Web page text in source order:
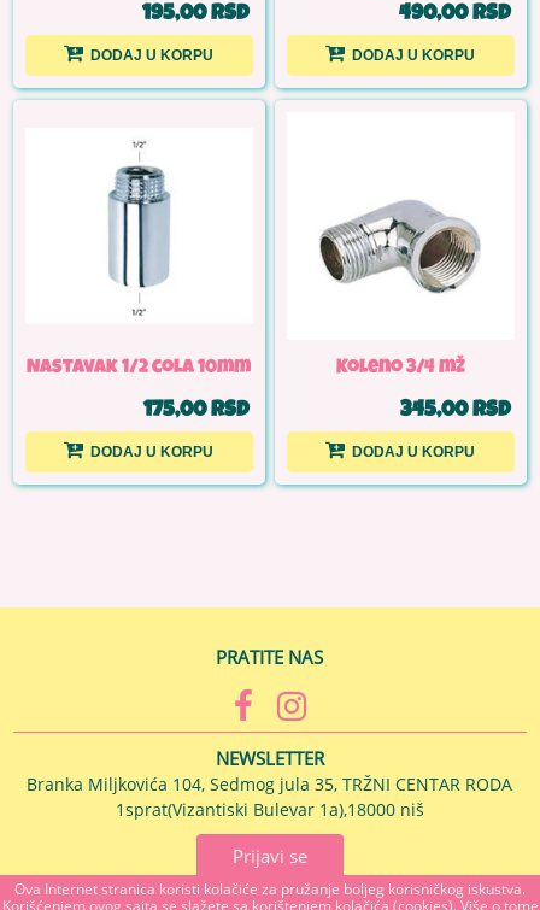
Ova Internet stranica koristi kolačiće za pružanje boljeg korisničkog iskustva.
Korišćenjem ovog sajta se slažete sa korištenjem kolačića (cookies). Više o tome
195,00 RSD
DODAJ U KORPU
490,00 RSD
DODAJ U KORPU
Nastavak 1/2 cola 10mm
175,00 RSD
DODAJ U KORPU
Koleno 3/4 mž
345,00 RSD
DODAJ U KORPU
PRATITE NAS
NEWSLETTER
Branka Miljkovića 104, Sedmog jula 35, TRŽNI CENTAR RODA
1sprat(Vizantiski Bulevar 1a),18000 niš
Prijavi se